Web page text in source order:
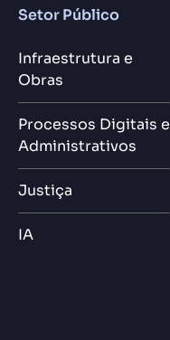
Setor Público
Infraestrutura e
Obras
Processos Digitais e
Administrativos
Justiça
IA